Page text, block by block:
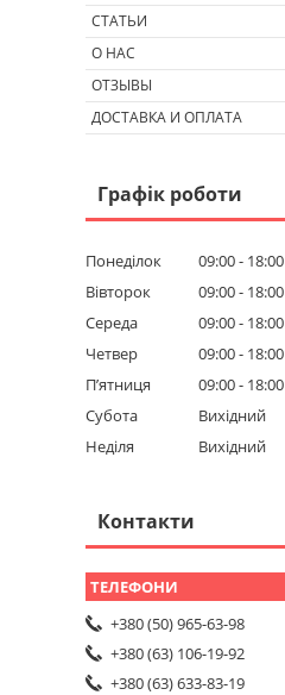
СТАТЬИ
О НАС
ОТЗЫВЫ
ДОСТАВКА И ОПЛАТА
Графік роботи
Понеділок 09:00
18:00
Вівторок
09:00
18:00
Середа
09:00
18:00
Четвер
09:00
18:00
Пʼятниця
09:00
18:00
Субота
Вихідний
Неділя
Вихідний
Контакти
+380 (50) 965-63-98
+380 (63) 106-19-92
+380 (63) 633-83-19